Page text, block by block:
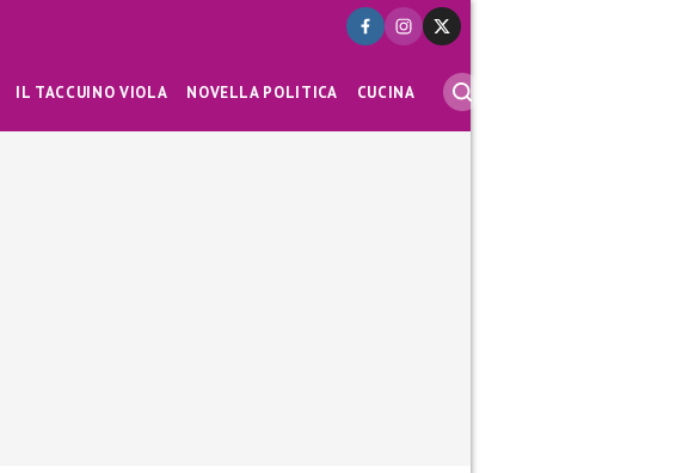
IL TACCUINO VIOLA NOVELLA POLITICA CUCINA